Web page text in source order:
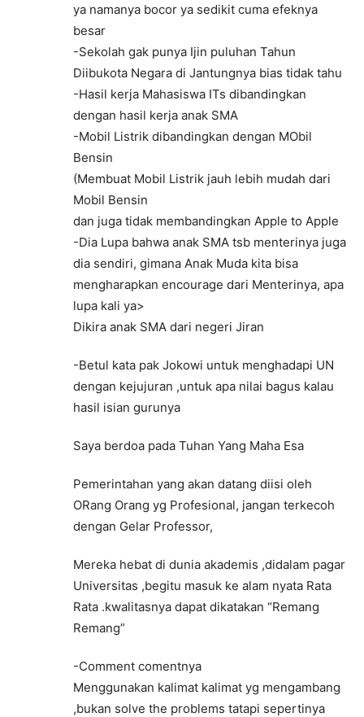
ya namanya bocor ya sedikit cuma efeknya
besar
-Sekolah gak punya Ijin puluhan Tahun
Diibukota Negara di Jantungnya bias tidak tahu
-Hasil kerja Mahasiswa ITs dibandingkan
dengan hasil kerja anak SMA
-Mobil Listrik dibandingkan dengan MObil
Bensin
(Membuat Mobil Listrik jauh lebih mudah dari
Mobil Bensin
dan juga tidak membandingkan Apple to Apple
-Dia Lupa bahwa anak SMA tsb menterinya juga
dia sendiri, gimana Anak Muda kita bisa
mengharapkan encourage dari Menterinya, apa
lupa kali ya>
Dikira anak SMA dari negeri Jiran
-Betul kata pak Jokowi untuk menghadapi UN
dengan kejujuran ,untuk apa nilai bagus kalau
hasil isian gurunya
Saya berdoa pada Tuhan Yang Maha Esa
Pemerintahan yang akan datang diisi oleh
ORang Orang yg Profesional, jangan terkecoh
dengan Gelar Professor,
Mereka hebat di dunia akademis ,didalam pagar
Universitas ,begitu masuk ke alam nyata Rata
Rata .kwalitasnya dapat dikatakan “Remang
Remang”
-Comment comentnya
Menggunakan kalimat kalimat yg mengambang
,bukan solve the problems tatapi sepertinya